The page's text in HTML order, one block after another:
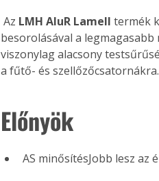
Az LMH AluR Lamell termék
besorolásával a
viszonylag alacsony
a fűtő- és szellőzőcsatornákra.
Előnyök
AS minősítésJobb lesz az